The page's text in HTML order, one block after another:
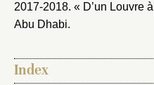
2017-2018. « D’un Louvre
Abu Dhabi.
Index